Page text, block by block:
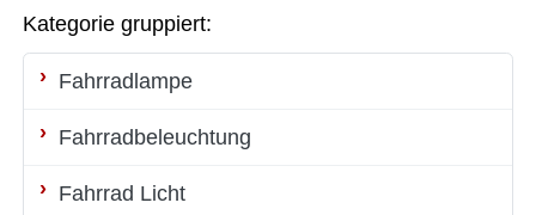
Kategorie gruppiert:
Fahrradlampe
Fahrradbeleuchtung
Fahrrad Licht